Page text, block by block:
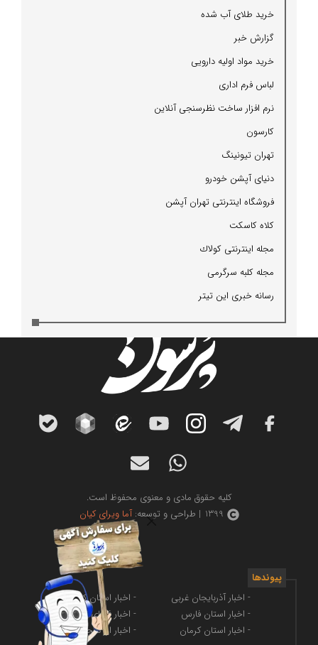
خرید طلای آب شده
گزارش خبر
خرید مواد اولیه دارویی
لباس فرم اداری
نرم افزار ساخت نظرسنجی آنلاین
كارسون
تهران تیونینگ
دنیای آپشن خودرو
فروشگاه اینترنتی تهران آپشن
كلاه كاسكت
مجله اینترنتی كولاك
مجله كلبه سرگرمی
رسانه خبری این تیتر
کلیه حقوق مادی و معنوی محفوظ است.
1399 | طراحی و توسعه:
آما ویرای کیان
پیوندها
- اخبار آذربایجان غربی
- اخبار استان فارس
- اخبار استان کرمان
- اخبار استان کرمانشاه
- اخبار فضای مجازی
- اخبار ارز دیجیتال